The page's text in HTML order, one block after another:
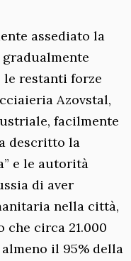
assediato la
restanti forze
Azovstal,
facilmente
descritto la
e le autorità
di aver
nella città,
circa 21.000
il 95% della